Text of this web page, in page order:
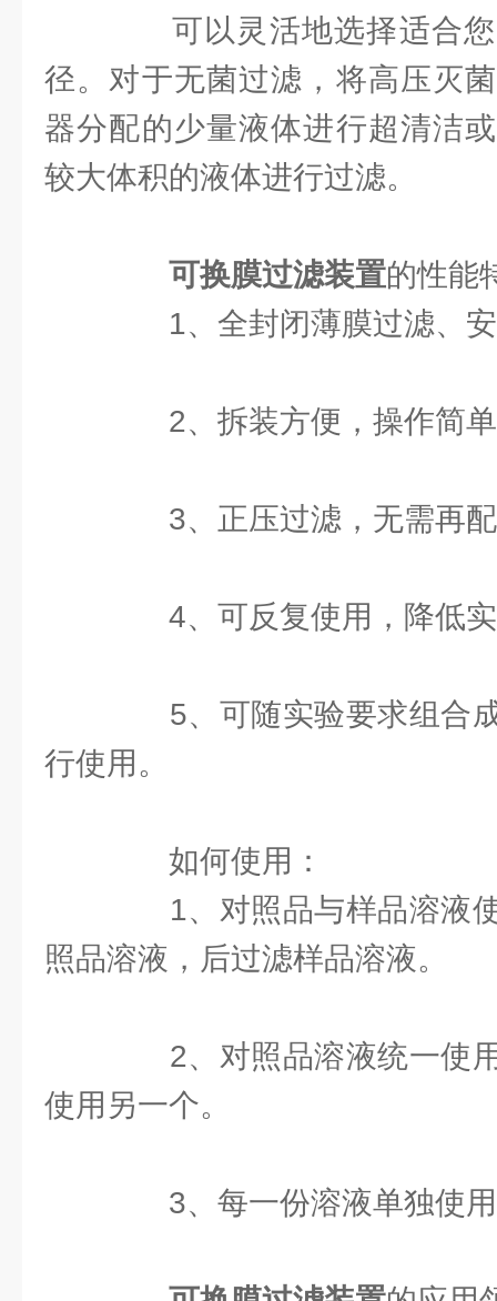
可以灵活地选择适合您
径。对于无菌过滤，将高压灭
器分配的少量液体进行超清洁
较大体积的液体进行过滤。
可换膜过滤装置的性能
1、全封闭薄膜过滤、安
2、拆装方便，操作简单
3、正压过滤，无需再配
4、可反复使用，降低实
5、可随实验要求组合成
行使用。
如何使用：
1、对照品与样品溶液使
照品溶液，后过滤样品溶液。
2、对照品溶液统一使用
使用另一个。
3、每一份溶液单独使用